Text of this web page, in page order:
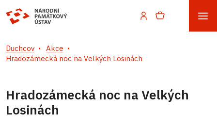
Duchcov
Akce
Hradozámecká noc na Velkých Losinách
Hradozámecká noc na Velkých
Losinách